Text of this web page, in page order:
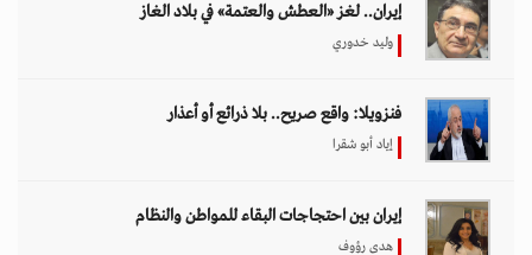
إيران.. لغز «العطش والعتمة» في بلاد الغاز
وليد خدوري
فنزويلا: واقع صريح.. بلا ذرائع أو أعذار
إياد أبو شقرا
إيران بين احتجاجات البقاء للمواطن والنظام
هدى رؤوف